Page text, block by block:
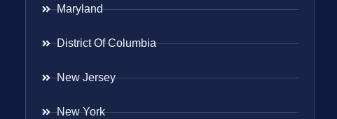
Maryland
District Of Columbia
New Jersey
New York